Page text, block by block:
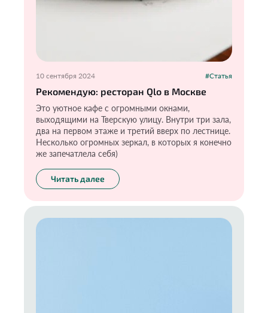
10 сентября 2024 #Статья
Рекомендую: ресторан Qlo в Москве
Это уютное кафе с огромными окнами,
выходящими на Тверскую улицу. Внутри три зала,
два на первом этаже и третий вверх по лестнице.
Несколько огромных зеркал, в которых я конечно
же запечатлела себя)
Читать далее